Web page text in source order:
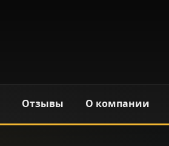
Отзывы О компании